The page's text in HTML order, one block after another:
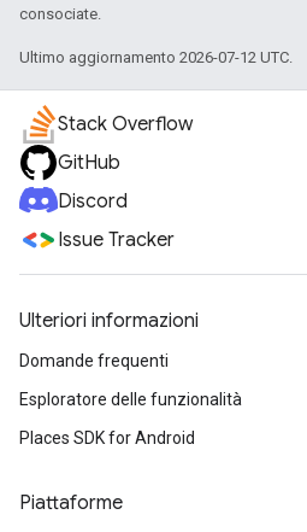
consociate.
Ultimo aggiornamento 2026-07-12 UTC.
Stack Overflow
GitHub
Discord
Issue Tracker
Ulteriori informazioni
Domande frequenti
Esploratore delle funzionalità
Places SDK for Android
Piattaforme